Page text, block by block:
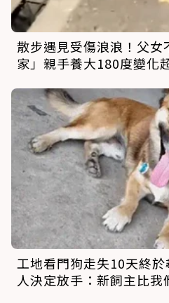
散步遇見受傷浪浪！父女
家」親手養大180度變化
工地看門狗走失10天終
人決定放手：新飼主比我